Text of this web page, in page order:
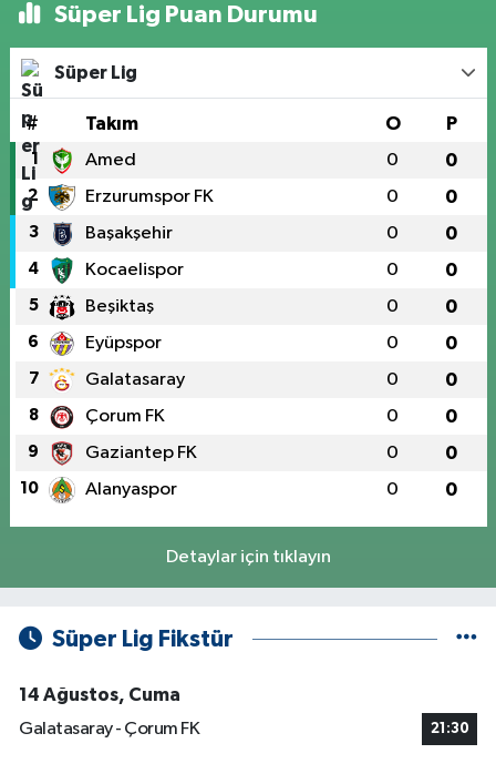
Süper Lig Puan Durumu
Süper Lig
# Takım O P
1 Amed 0 0
2 Erzurumspor FK 0 0
3 Başakşehir 0 0
4 Kocaelispor 0 0
5 Beşiktaş 0 0
6 Eyüpspor 0 0
7 Galatasaray 0 0
8 Çorum FK 0 0
9 Gaziantep FK 0 0
10 Alanyaspor 0 0
Detaylar için tıklayın
Süper Lig Fikstür
14 Ağustos, Cuma
Galatasaray - Çorum FK
21:30